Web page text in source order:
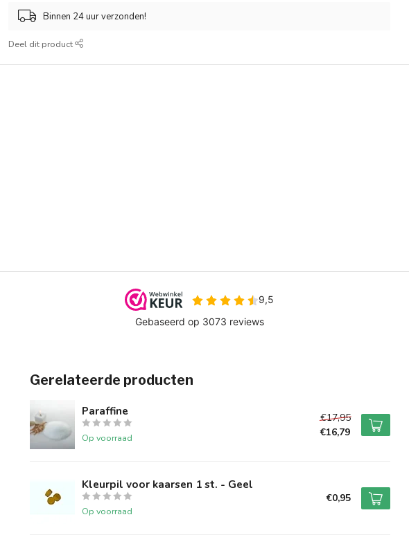
Binnen 24 uur verzonden!
Deel dit product
Gerelateerde producten
Paraffine
Op voorraad
€17,95
€16,79
Kleurpil voor kaarsen 1 st. - Geel
Op voorraad
€0,95